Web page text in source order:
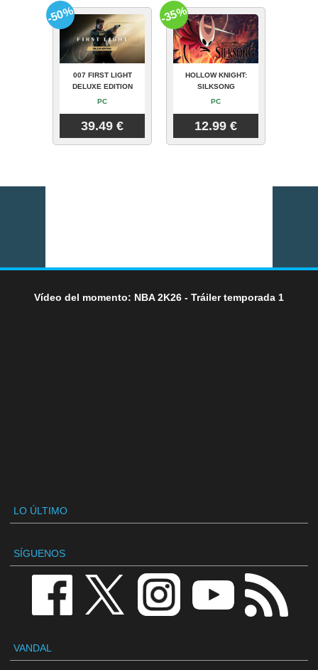
007 FIRST LIGHT
DELUXE EDITION
PC
39.49 €
-50%
HOLLOW KNIGHT:
SILKSONG
PC
12.99 €
-35%
Vídeo del momento: NBA 2K26 - Tráiler temporada 1
LO ÚLTIMO
SÍGUENOS
VANDAL